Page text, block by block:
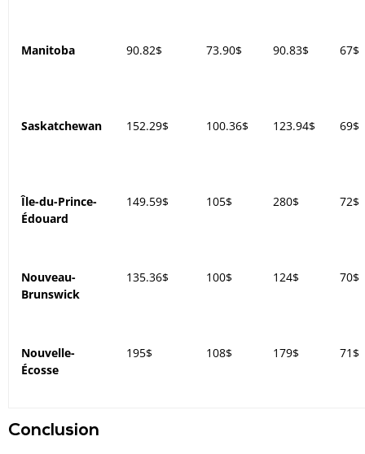
Manitoba 90.82$ 73.90$ 90.83$ 67$
Saskatchewan 152.29$ 100.36$ 123.94$ 69$
Île-du-Prince-
Édouard
149.59$ 105$ 280$ 72$
Nouveau-
Brunswick
135.36$ 100$ 124$ 70$
Nouvelle-
Écosse
195$ 108$ 179$ 71$
Conclusion